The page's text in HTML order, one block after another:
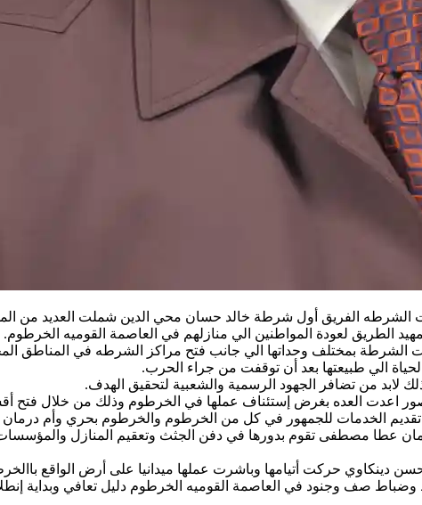
الشرطه الفريق أول شرطة خالد حسان محي الدين شملت العديد من
الطريق لعودة المواطنين الي منازلهم في العاصمة القوميه الخرطوم.
بمختلف وحداتها الي جانب فتح مراكز الشرطه في المناطق
الي طبيعتها بعد أن توقفت من جراء الحرب.
لابد من تضافر الجهود الرسمية والشعبية لتحقيق الهدف.
اعدت العده بغرض إستئناف عملها في الخرطوم وذلك من خلال فتح
الخدمات للجمهور في كل من الخرطوم والخرطوم بحري وأم درمان
عطا مصطفى تقوم بدورها في دفن الجثث وتعقيم المنازل والمؤسسات
دينكاوي حركت أتيامها وباشرت عملها ميدانيا على أرض الواقع
وضباط صف وجنود في العاصمة القوميه الخرطوم دليل تعافي وبداية